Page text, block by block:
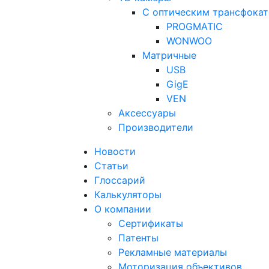
С оптическим
PROGMATIC
WONWOO
Матричные
USB
GigE
VEN
Аксессуары
Производители
Новости
Статьи
Глоссарий
Калькуляторы
О компании
Сертификаты
Патенты
Рекламные материалы
Моторизация объективов